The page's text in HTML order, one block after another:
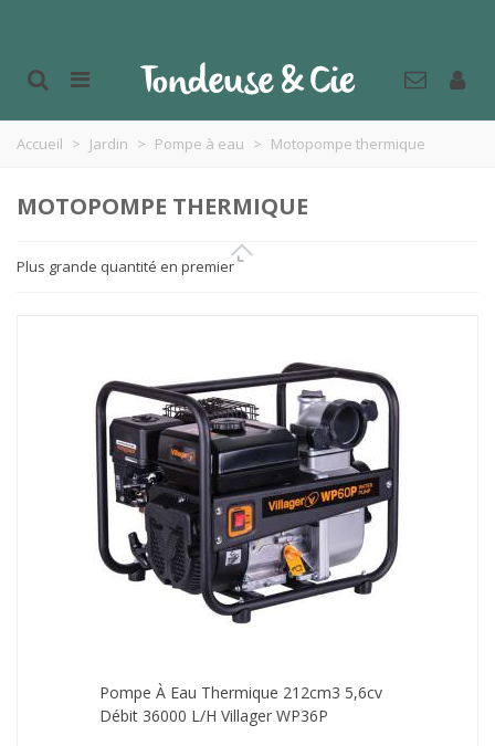
Accueil > Jardin > Pompe à eau > Motopompe thermique
MOTOPOMPE THERMIQUE
Plus grande quantité en premier
Pompe À Eau Thermique 212cm3 5,6cv
Débit 36000 L/h Villager WP36P